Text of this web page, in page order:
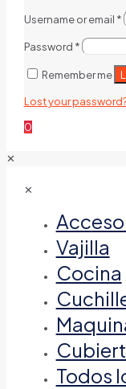
Username or email *
Password *
Remember me
Lost your
0
✕
✕
Vajilla
Cocina
Todos